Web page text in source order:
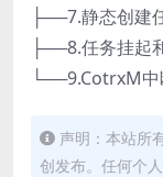
├──7.静态创建
├──8.任务挂起
└──9.CotrxM
声明：本站所
创发布。任何个